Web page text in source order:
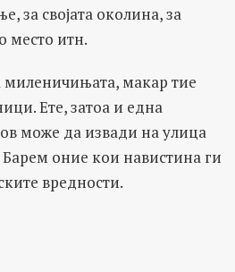
за својата околина, за
место итн.
миленичињата, макар тие
Ете, затоа и една
може да извади на улица
Барем оние кои навистина ги
вредности.